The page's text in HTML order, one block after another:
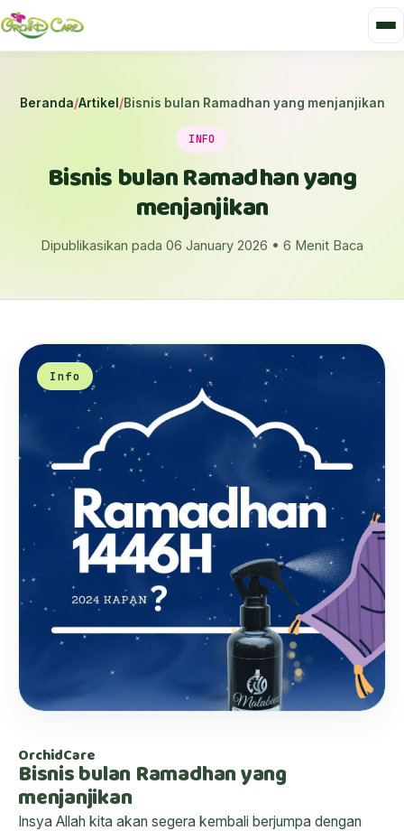
Beranda/Artikel /Bisnis bulan Ramadhan yang menjanjikan
INFO
Bisnis bulan Ramadhan yang
menjanjikan
Dipublikasikan pada 06 January 2026 • 6 Menit Baca
Info
OrchidCare
Bisnis bulan Ramadhan yang
menjanjikan
Insya Allah kita akan segera kembali berjumpa dengan